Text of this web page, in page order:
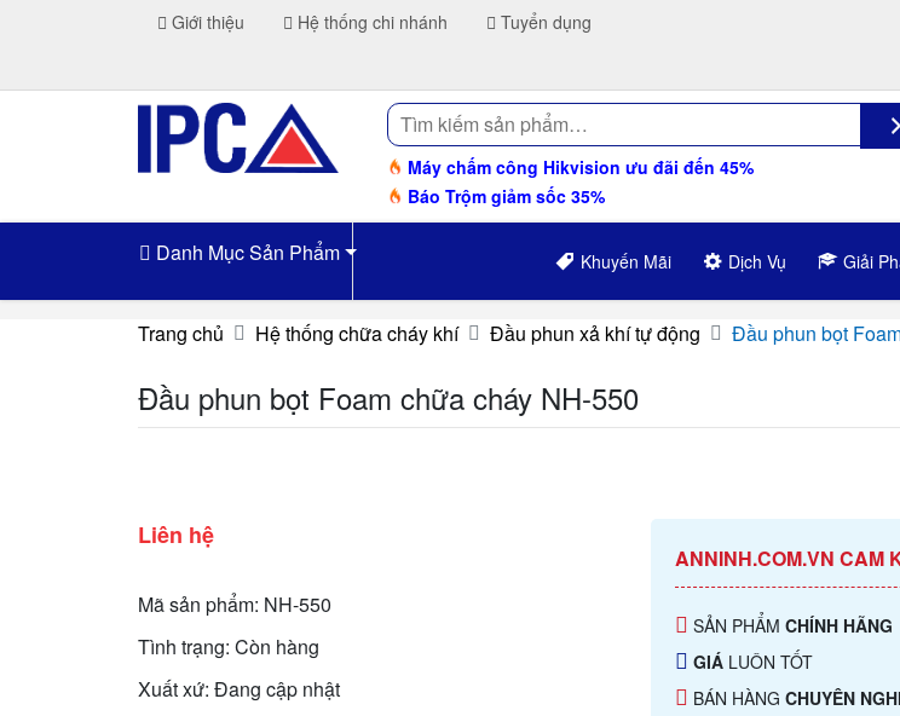
Giới thiệu Hệ thống chi nhánh Tuyển dụng
Tìm
kiếm
Máy chấm công Hikvision ưu đãi đến 45%
Báo Trộm giảm sốc 35%
Danh Mục Sản Phẩm Khuyến Mãi Dịch Vụ Giải
Trang chủ Hệ thống chữa cháy khí Đầu phun xả khí tự động Đầu phun bọt
Đầu phun bọt Foam chữa cháy NH-550
Liên hệ
Mã sản phẩm: NH-550
Tình trạng: Còn hàng
Xuất xứ: Đang cập nhật
ANNINH.COM.VN CAM
SẢN PHẨMCHÍNH HÃNG
GIÁ LUÔN TỐT
BÁN HÀNGCHUYÊN